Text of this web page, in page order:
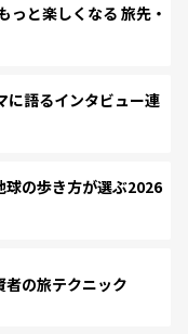
と楽しくなる 旅先・
に語るインタビュー連
の歩き方が選ぶ2026
の旅テクニック